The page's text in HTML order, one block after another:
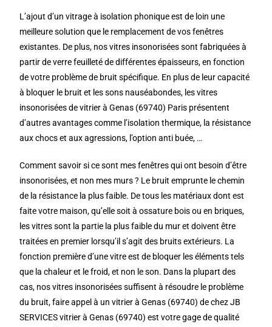
L’ajout d’un vitrage à isolation phonique est de loin une
meilleure solution que le remplacement de vos fenêtres
existantes. De plus, nos vitres insonorisées sont fabriquées à
partir de verre feuilleté de différentes épaisseurs, en fonction
de votre problème de bruit spécifique. En plus de leur capacité
à bloquer le bruit et les sons nauséabondes, les vitres
insonorisées de vitrier à Genas (69740) Paris présentent
d’autres avantages comme l’isolation thermique, la résistance
aux chocs et aux agressions, l’option anti buée, …
Comment savoir si ce sont mes fenêtres qui ont besoin d’être
insonorisées, et non mes murs ? Le bruit emprunte le chemin
de la résistance la plus faible. De tous les matériaux dont est
faite votre maison, qu’elle soit à ossature bois ou en briques,
les vitres sont la partie la plus faible du mur et doivent être
traitées en premier lorsqu’il s’agit des bruits extérieurs. La
fonction première d’une vitre est de bloquer les éléments tels
que la chaleur et le froid, et non le son. Dans la plupart des
cas, nos vitres insonorisées suffisent à résoudre le problème
du bruit, faire appel à un vitrier à Genas (69740) de chez JB
SERVICES vitrier à Genas (69740) est votre gage de qualité